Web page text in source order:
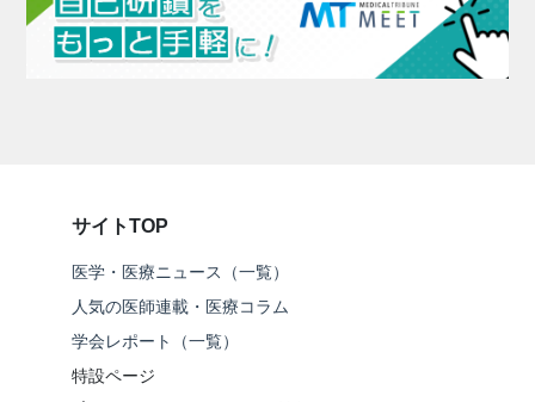
サイトTOP
医学・医療ニュース（一覧）
人気の医師連載・医療コラム
学会レポート（一覧）
特設ページ